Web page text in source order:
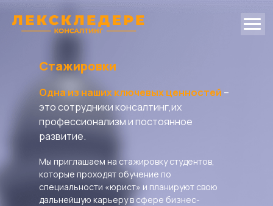
Стажировки
Мы приглашаем на стажировку студентов,
которые проходят обучение по
специальности «юрист» и планируют свою
дальнейшую карьеру в сфере бизнес-
Одна из наших ключевых ценностей –
это сотрудники консалтинг,их
профессионализм и постоянное
развитие.